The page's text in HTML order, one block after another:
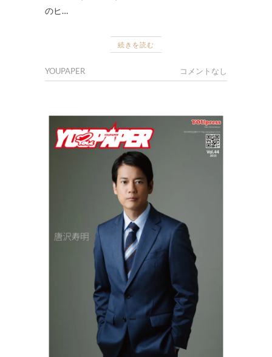
のヒ…
続きを読む
YOUPAPER コメントなし